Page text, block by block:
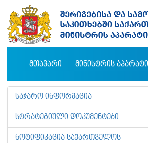
ᲛᲗᲐᲕᲐᲠᲘ ᲛᲘᲜᲘᲡᲢᲠᲘᲡ ᲐᲞᲐᲠᲐᲢᲘ
ᲡᲐᲯᲐᲠᲝ ᲘᲜᲤᲝᲠᲛᲐᲪᲘᲐ
ᲡᲢᲠᲐᲢᲔᲒᲘᲣᲚᲘ ᲓᲝᲙᲣᲛᲔᲜᲢᲔᲑᲘ
ᲜᲝᲢᲘᲤᲘᲙᲐᲪᲘᲐ ᲡᲐᲥᲐᲠᲗᲕᲔᲚᲝᲡ